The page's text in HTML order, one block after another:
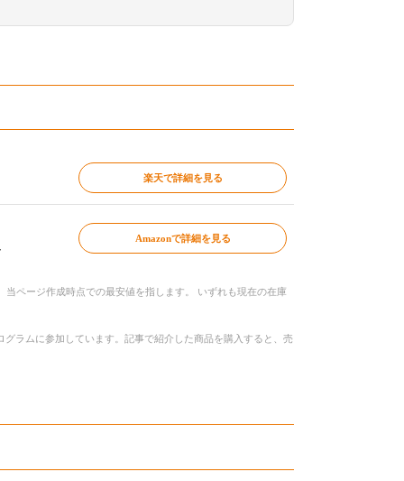
楽天で詳細を見る
Amazonで詳細を見る
ページ作成時点での最安値を指します。 いずれも現在の在庫
ラムに参加しています。記事で紹介した商品を購入すると、売